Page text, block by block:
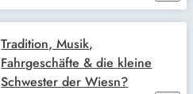
Tradition, Musik,
Fahrgeschäfte & die kleine
Schwester der Wiesn?